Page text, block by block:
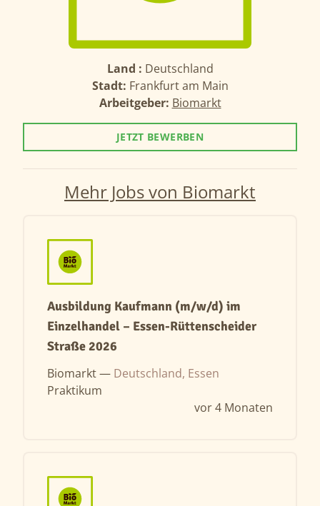
Land : Deutschland
Stadt: Frankfurt am Main
Arbeitgeber: Biomarkt
JETZT BEWERBEN
Mehr Jobs von Biomarkt
Ausbildung Kaufmann (m/w/d) im
Einzelhandel – Essen-Rüttenscheider
Straße 2026
Biomarkt — Deutschland, Essen
Praktikum
vor 4 Monaten